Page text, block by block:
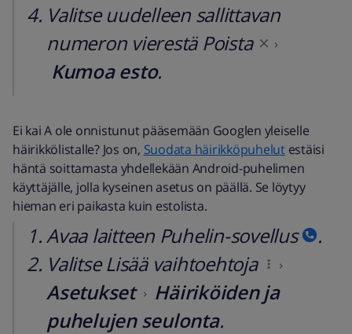
Valitse uudelleen sallittavan
numeron vierestä Poista
Kumoa esto.
Ei kai A ole onnistunut pääsemään Googlen yleiselle
häirikkölistalle? Jos on, Suodata häirikköpuhelutestäisi
häntä soittamasta yhdellekään Android-puhelimen
käyttäjälle, jolla kyseinen asetus on päällä. Se löytyy
hieman eri paikasta kuin estolista.
Avaa laitteen Puhelin-sovellus
.
Valitse Lisää vaihtoehtoja
Asetukset
Häiriköiden ja
puhelujen seulonta.